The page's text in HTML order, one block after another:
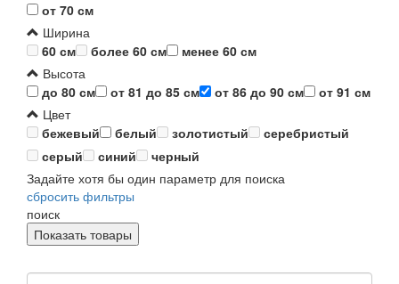
от 70 см
Ширина
60 см
более 60 см
менее 60 см
Высота
до 80 см
от 81 до 85 см от 86 до 90 см
от 91 см
Цвет
бежевый
белый золотистый
серебристый
серый
синий
черный
Задайте хотя бы один параметр для поиска
сбросить фильтры
поиск